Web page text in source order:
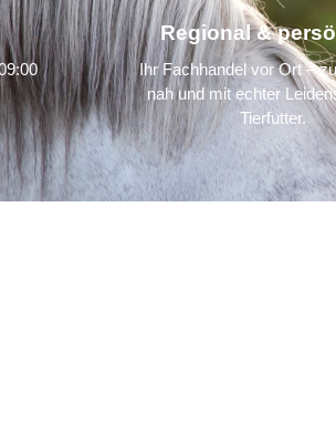
Regional &
Ihr Fachhandel vor Ort –
nah und mit echter
Tierfutter.